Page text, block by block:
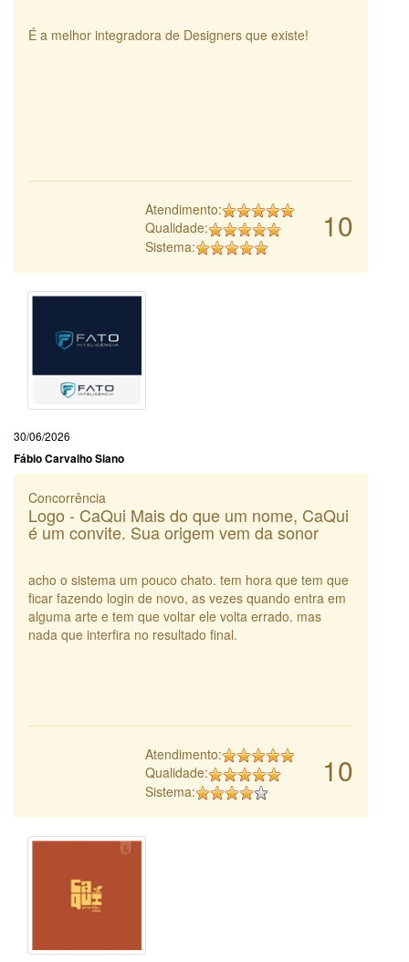
É a melhor integradora de Designers que existe!
10
Atendimento:
Qualidade:
Sistema:
30/06/2026
Fábio Carvalho Siano
Concorrência
Logo - CaQui Mais do que um nome, CaQui
é um convite. Sua origem vem da sonor
acho o sistema um pouco chato. tem hora que tem que
ficar fazendo login de novo, as vezes quando entra em
alguma arte e tem que voltar ele volta errado. mas
nada que interfira no resultado final.
10
Atendimento:
Qualidade:
Sistema: